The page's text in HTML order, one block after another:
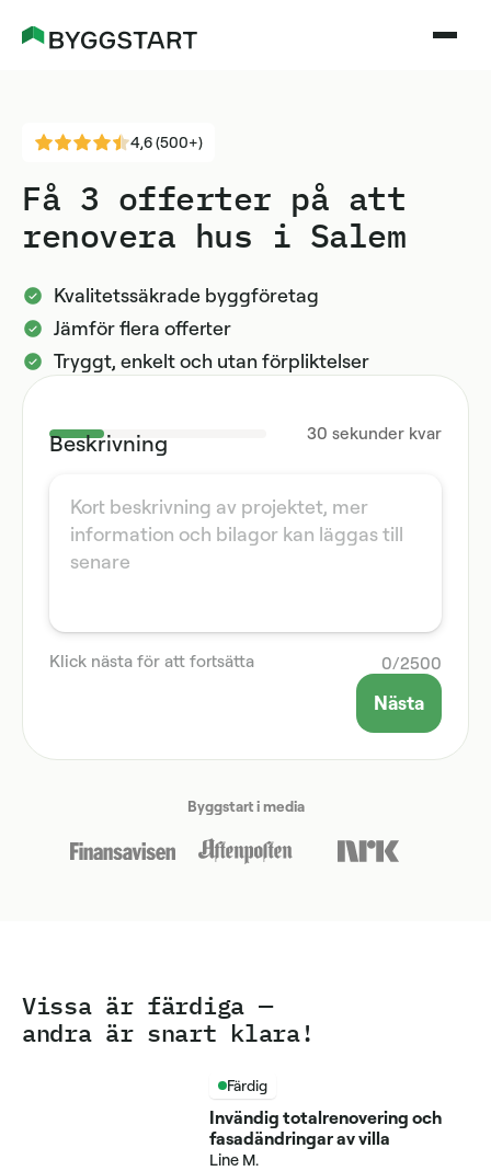
4,6 (500+)
Få 3 offerter på att
renovera hus i Salem
Kvalitetssäkrade byggföretag
Jämför flera offerter
Tryggt, enkelt och utan förpliktelser
30 sekunder kvar
Beskrivning
0/2500
Klick nästa för att fortsätta
Nästa
Byggstart i media
Vissa är färdiga —
andra är snart klara!
Färdig
Invändig totalrenovering och
fasadändringar av villa
Line M.